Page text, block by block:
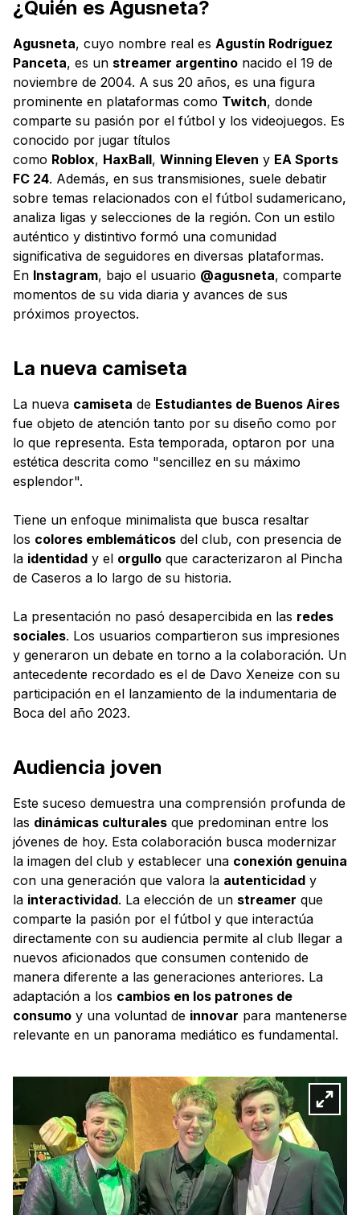
¿Quién es Agusneta?
Agusneta, cuyo nombre real es Agustín Rodríguez
Panceta, es un streamer argentino nacido el 19 de
noviembre de 2004. A sus 20 años, es una figura
prominente en plataformas como Twitch, donde
comparte su pasión por el fútbol y los videojuegos. Es
conocido por jugar títulos
como Roblox, HaxBall, Winning Eleven y EA Sports
FC 24. Además, en sus transmisiones, suele debatir
sobre temas relacionados con el fútbol sudamericano,
analiza ligas y selecciones de la región. Con un estilo
auténtico y distintivo formó una comunidad
significativa de seguidores en diversas plataformas.
En Instagram, bajo el usuario @agusneta, comparte
momentos de su vida diaria y avances de sus
próximos proyectos.
La nueva camiseta
La nueva camiseta de Estudiantes de Buenos Aires
fue objeto de atención tanto por su diseño como por
lo que representa. Esta temporada, optaron por una
estética descrita como "sencillez en su máximo
esplendor".
Tiene un enfoque minimalista que busca resaltar
los colores emblemáticos del club, con presencia de
la identidad y el orgullo que caracterizaron al Pincha
de Caseros a lo largo de su historia.
La presentación no pasó desapercibida en las redes
sociales. Los usuarios compartieron sus impresiones
y generaron un debate en torno a la colaboración. Un
antecedente recordado es el de Davo Xeneize con su
participación en el lanzamiento de la indumentaria de
Boca del año 2023.
Audiencia joven
Este suceso demuestra una comprensión profunda de
las dinámicas culturales que predominan entre los
jóvenes de hoy. Esta colaboración busca modernizar
la imagen del club y establecer una conexión genuina
con una generación que valora la autenticidad y
la interactividad. La elección de un streamer que
comparte la pasión por el fútbol y que interactúa
directamente con su audiencia permite al club llegar a
nuevos aficionados que consumen contenido de
manera diferente a las generaciones anteriores. La
adaptación a los cambios en los patrones de
consumo y una voluntad de innovar para mantenerse
relevante en un panorama mediático es fundamental.